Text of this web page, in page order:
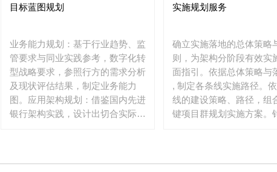
目标蓝图规划
业务能力规划：基于行业趋势、监
管要求与同业实践参考，数字化转
型战略要求，参照行方的需求分析
及现状评估结果，制定业务能力
图。应用架构规划：借鉴国内先进
银行架构实践，设计出切合实际
实施规划服务
确立实施落地的总体策略
则，为架构分阶段有效实
面指引。依据总体策略与
, 制定各条线实施路径。
线的建设策略、路径，组
键项目群规划实施方案。